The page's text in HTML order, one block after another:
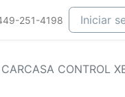
251-4198 Iniciar
CARCASA CONTROL